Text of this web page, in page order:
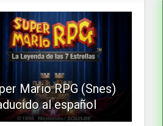
Mario RPG (Snes)
al español